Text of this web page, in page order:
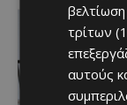
τρίτων
αυτούς